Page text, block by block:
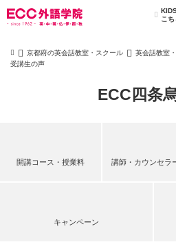
こち
京都府の英会話教室・スクール
英会話教室
受講生の声
ECC四条
開講コース・授業料 講師・カウンセラ
キャンペーン